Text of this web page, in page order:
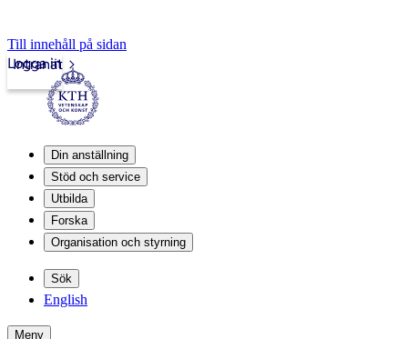
Till innehåll på sidan
Intranät
Logga in
Din anställning
Stöd och service
Utbilda
Forska
Organisation och styrning
Sök
English
Meny